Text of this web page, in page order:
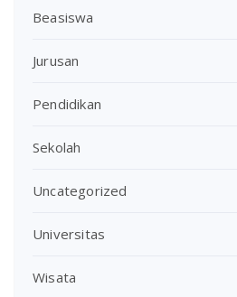
Beasiswa
Jurusan
Pendidikan
Sekolah
Uncategorized
Universitas
Wisata